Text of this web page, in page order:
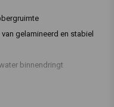
gelamineerd en stabiel
binnendringt